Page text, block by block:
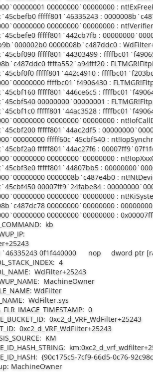
00000000`00000000 :
fffff801`46335243 :
00000000`00000000 :
fffff801`442cb7fb :
0000008b`c487ddc0 :
fffff801`44303499 :
ffffa552`a94fff20 :
fffff801`442c4910 :
ffffbc01`f4906430 :
fffff801`446ce6c5 :
00000000`00000001 :
fffff801`44ac3528 :
00000000`00000000 :
fffff801`44ac2df5 :
fffff60c`45cbf540 :
fffff801`44ac27f6 :
00000000`00000000 :
fffff801`44807bb5 :
0000008b`c487e4b0 :
00007ff9`24fabe84 :
00000000`00000000 :
00000000`00000000 :
00000000`00000000 :
kb
0f1f440000 nop dword ptr
4
WdFilter+25243
MachineOwner
WdFilter
WdFilter.sys
0
0xc2_d_VRF_WdFilter+25243
0xc2_d_VRF_WdFilter+25243
KM
{90c175c5-7cf9-66d5-0c76-
MachineOwner